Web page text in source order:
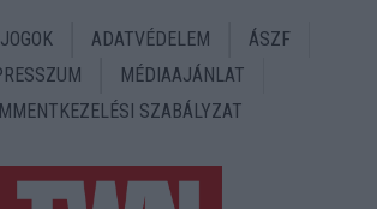
ADATVÉDELEM
ÁSZF
MÉDIAAJÁNLAT
SZABÁLYZAT